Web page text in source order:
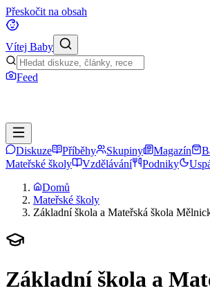
Přeskočit na obsah
Vítej Baby
Feed
Diskuze Příběhy Skupiny Magazín
Mateřské školy
Vzdělávání Podniky
Domů
Mateřské školy
Základní škola a Mateřská škola
Základní škola a